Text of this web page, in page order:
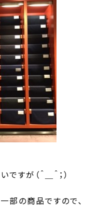
すが（＾＿＾；）
部の商品ですので、